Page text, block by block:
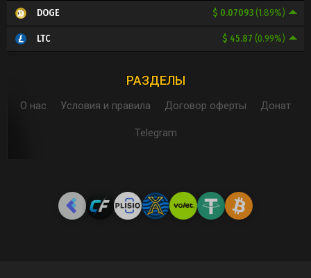
$ 0.07093(1.89%)
DOGE
$ 45.87 (0.99%)
LTC
РАЗДЕЛЫ
О нас Условия и правила Договор оферты Донат
Telegram